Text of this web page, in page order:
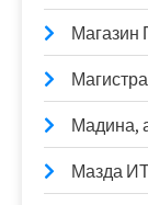
Магазин
Мадина,
Мазда